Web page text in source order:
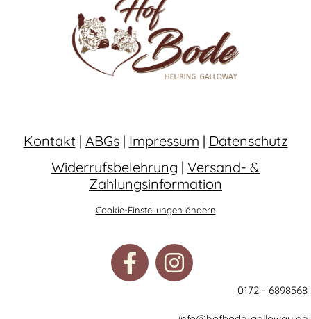
Kontakt | ABGs| Impressum | Datenschutz
Widerrufsbelehrung | Versand- &
Zahlungsinformation
Cookie-Einstellungen ändern
0172 - 6898568